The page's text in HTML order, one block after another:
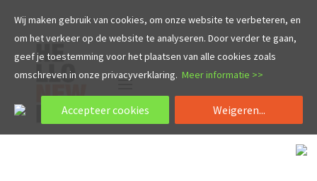
Wij maken gebruik van cookies, om onze website te verbeteren, en
om het verkeer op de website te analyseren. Door verder te gaan,
geef je toestemming voor het plaatsen van alle cookies zoals
omschreven in onze privacyverklaring. Meer informatie >>
Accepteer cookies Weigeren...